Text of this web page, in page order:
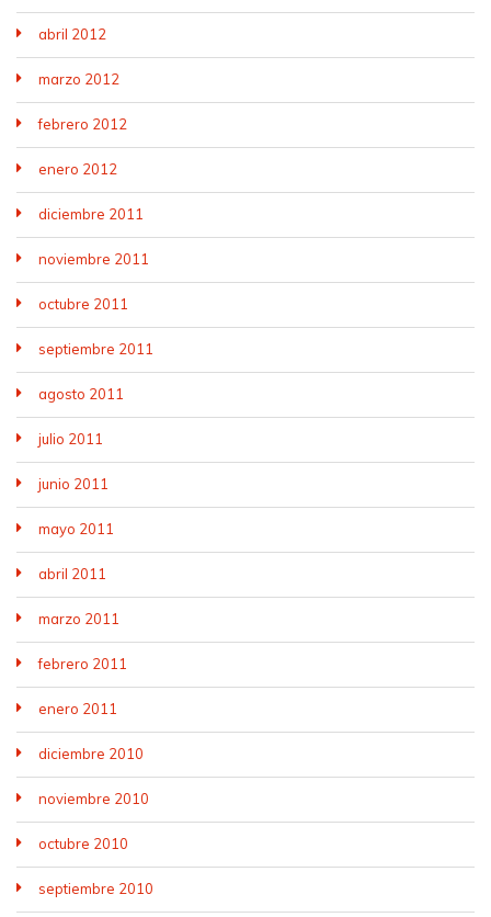
abril 2012
marzo 2012
febrero 2012
enero 2012
diciembre 2011
noviembre 2011
octubre 2011
septiembre 2011
agosto 2011
julio 2011
junio 2011
mayo 2011
abril 2011
marzo 2011
febrero 2011
enero 2011
diciembre 2010
noviembre 2010
octubre 2010
septiembre 2010